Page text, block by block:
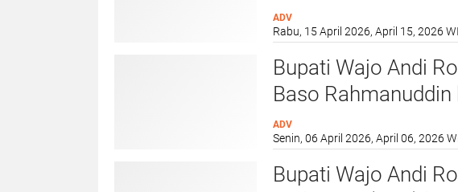
Tendensius
ADV
Rabu, 15 April 2026, April 15, 2026
Bupati Wajo Andi
Baso
Calon Jemaah Haji
Masjid Agung
ADV
Senin, 06 April 2026, April 06, 2026
Bupati Wajo Andi